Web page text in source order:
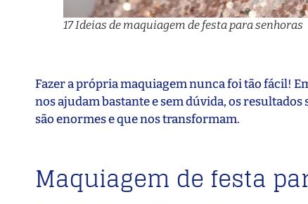
17 Ideias de maquiagem de festa para senhoras
Fazer a própria maquiagem nunca foi tão fácil!
nos ajudam bastante e sem dúvida, os
são enormes e que nos transformam.
Maquiagem de festa